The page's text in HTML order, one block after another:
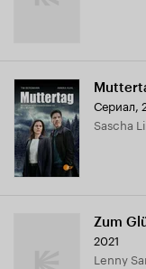
Сериал,
Sascha
Zum
2021
Lenny